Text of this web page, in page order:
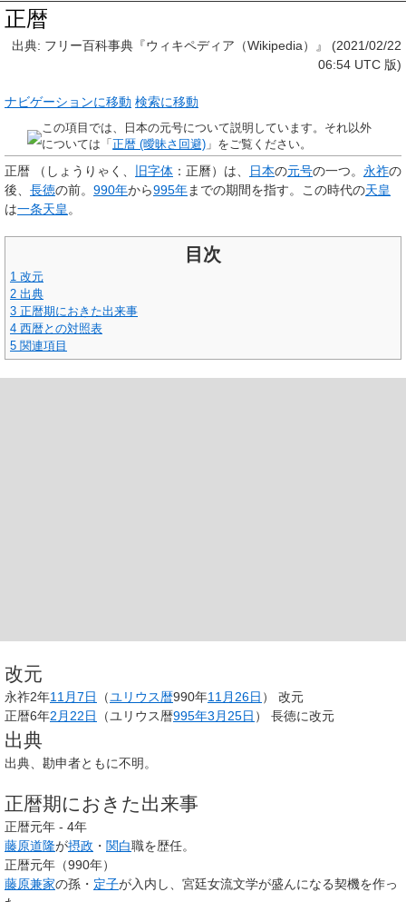
正暦
出典: フリー百科事典『ウィキペディア（Wikipedia）』 (2021/02/22
06:54 UTC 版)
ナビゲーションに移動 検索に移動
この項目では、日本の元号について説明しています。それ以外
については「正暦 (曖昧さ回避) 」をご覧ください。
正暦 （ しょうりゃく 旧字体 ： 正曆 ）は、 日本の元号の一つ。 永祚の
後、 長徳の前。 990年から995年までの期間を指す。この時代の天皇
は一条天皇。
目次
1 改元
2 出典
3 正暦期におきた出来事
4 西暦との対照表
5 関連項目
改元
永祚2年11月7日 （ユリウス暦990年11月26日 ） 改元
正暦6年2月22日 （ユリウス暦995年3月25日 ） 長徳に改元
出典
出典、勘申者ともに不明。
正暦期におきた出来事
正暦元年 - 4年
藤原道隆が摂政 ・ 関白職を歴任。
正暦元年（990年）
藤原兼家の孫・ 定子が入内し、宮廷女流文学が盛んになる契機を作っ